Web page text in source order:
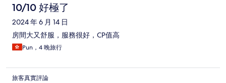
10/10 好極了
2024 年 6 月 14 日
房間大又舒服，服務很好，CP值高
Pun，4 晚旅行
旅客真實評論